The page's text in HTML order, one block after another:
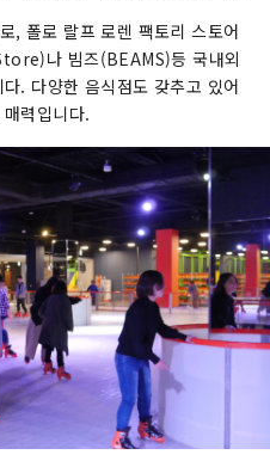
, 폴로 랄프 로렌 팩토리 스토어
나 빔즈(BEAMS)등 국내외
. 다양한 음식점도 갖추고 있어
력입니다.